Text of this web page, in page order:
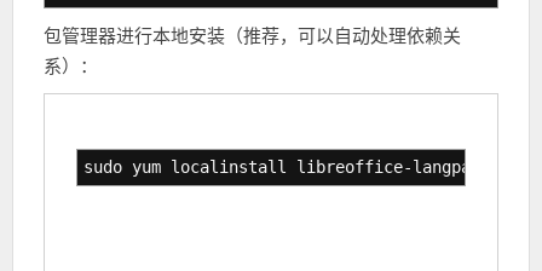
包管理器进行本地安装（推荐，可以自动处理依赖关
系）：
sudo yum localinstall libreoffice-langpack-et-